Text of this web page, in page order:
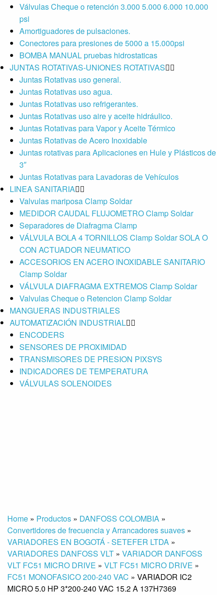
Válvulas Cheque o retención 3.000 5.000 6.000 10.000
psi
Amortiguadores de pulsaciones.
Conectores para presiones de 5000 a 15.000psi
BOMBA MANUAL pruebas hidrostaticas
JUNTAS ROTATIVAS-UNIONES ROTATIVAS
Juntas Rotativas uso general.
Juntas Rotativas uso agua.
Juntas Rotativas uso refrigerantes.
Juntas Rotativas uso aire y aceite hidráulico.
Juntas Rotativas para Vapor y Aceite Térmico
Juntas Rotativas de Acero Inoxidable
Juntas rotativas para Aplicaciones en Hule y Plásticos de
3″
Juntas Rotativas para Lavadoras de Vehículos
LINEA SANITARIA
Valvulas mariposa Clamp Soldar
MEDIDOR CAUDAL FLUJOMETRO Clamp Soldar
Separadores de Diafragma Clamp
VÁLVULA BOLA 4 TORNILLOS Clamp Soldar SOLA O
CON ACTUADOR NEUMATICO
ACCESORIOS EN ACERO INOXIDABLE SANITARIO
Clamp Soldar
VÁLVULA DIAFRAGMA EXTREMOS Clamp Soldar
Valvulas Cheque o Retencion Clamp Soldar
MANGUERAS INDUSTRIALES
AUTOMATIZACIÓN INDUSTRIAL
ENCODERS
SENSORES DE PROXIMIDAD
TRANSMISORES DE PRESION PIXSYS
INDICADORES DE TEMPERATURA
VÁLVULAS SOLENOIDES
Home » Productos » DANFOSS COLOMBIA »
Convertidores de frecuencia y Arrancadores suaves »
VARIADORES EN BOGOTÁ - SETEFER LTDA »
VARIADORES DANFOSS VLT » VARIADOR DANFOSS
VLT FC51 MICRO DRIVE » VLT FC51 MICRO DRIVE »
FC51 MONOFASICO 200-240 VAC » VARIADOR IC2
MICRO 5.0 HP 3*200-240 VAC 15.2 A 137H7369